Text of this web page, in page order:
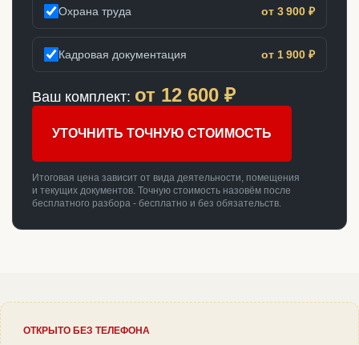
Охрана труда от 3 900 ₽
Кадровая документация от 1 900 ₽
Ваш комплект: от 12 600 ₽
УТОЧНИТЬ ТОЧНУЮ СТОИМОСТЬ
Итоговая цена зависит от вида деятельности, помещения
и текущих документов. Точную стоимость назовём после
бесплатного разбора - бесплатно и без обязательств.
ОТКРЫТО БЕЗ ТЕЛЕФОНА